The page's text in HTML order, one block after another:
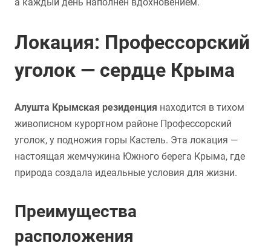
Локация: Профессорский
уголок — сердце Крыма
Алушта Крымская резиденция находится в тихом
живописном курортном районе Профессорский
уголок, у подножия горы Кастель. Эта локация —
настоящая жемчужина Южного берега Крыма, где
природа создала идеальные условия для жизни.
Преимущества
расположения